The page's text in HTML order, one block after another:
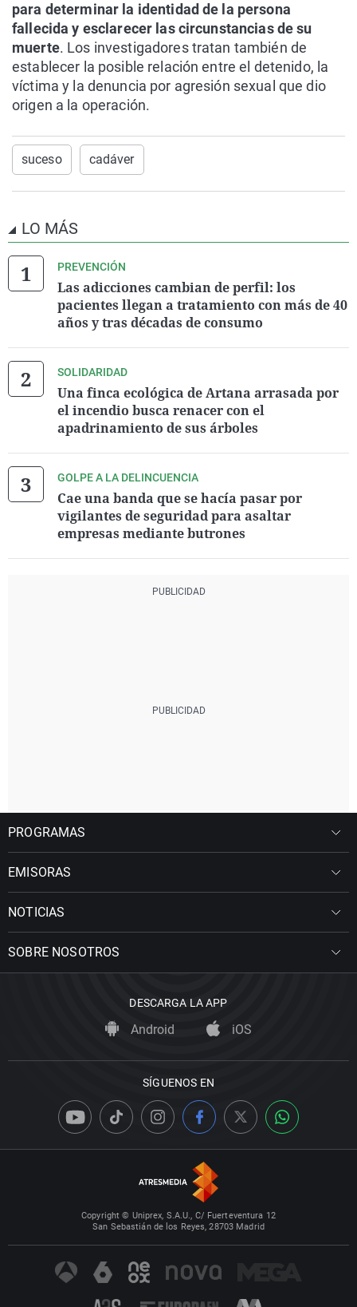
para determinar la identidad de la persona
fallecida y esclarecer las circunstancias de su
muerte. Los investigadores tratan también de
establecer la posible relación entre el detenido, la
víctima y la denuncia por agresión sexual que dio
origen a la operación.
suceso cadáver
LO MÁS
PREVENCIÓN
Las adicciones cambian de perfil: los
pacientes llegan a tratamiento con más de 40
años y tras décadas de consumo
SOLIDARIDAD
Una finca ecológica de Artana arrasada por
el incendio busca renacer con el
apadrinamiento de sus árboles
GOLPE A LA DELINCUENCIA
Cae una banda que se hacía pasar por
vigilantes de seguridad para asaltar
empresas mediante butrones
PROGRAMAS
EMISORAS
NOTICIAS
SOBRE NOSOTROS
DESCARGA LA APP
Android iOS
SÍGUENOS EN
Copyright © Uniprex, S.A.U., C/ Fuerteventura 12
San Sebastián de los Reyes, 28703 Madrid